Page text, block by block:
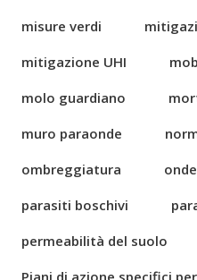
misure verdi
mitigazione UHI
molo guardiano
muro paraonde
ombreggiatura
onde
parasiti boschivi
permeabilità del suolo
Piani di azione specifici